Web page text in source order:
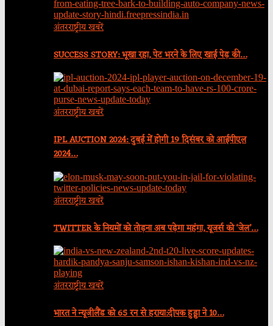
अंतरराष्ट्रीय खबरें
SUCCESS STORY: भूखा रहा, पेट भरने के लिए खाई पेड़ की…
अंतरराष्ट्रीय खबरें
IPL AUCTION 2024: दुबई में होगी 19 दिसंबर को आईपीएल
2024…
अंतरराष्ट्रीय खबरें
TWITTER के नियमों को तोड़ना अब पड़ेगा महंगा, यूजर्स को ‘जेल’…
अंतरराष्ट्रीय खबरें
भारत ने न्यूजीलैंड को 65 रन से हराया:दीपक हुड्डा ने 10…